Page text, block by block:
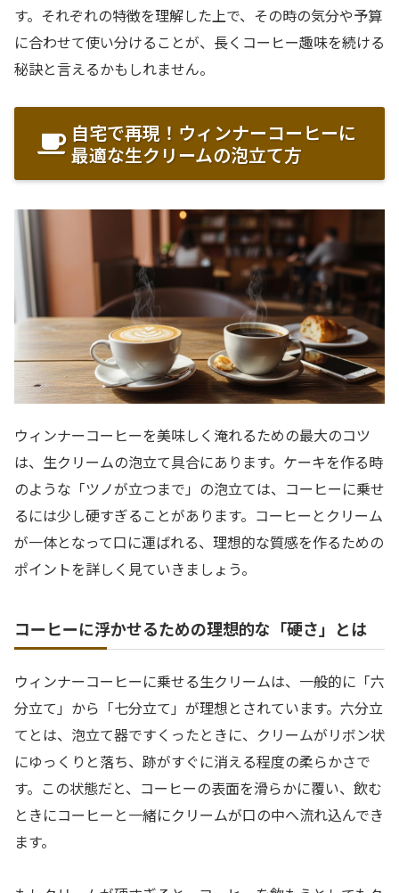
す。それぞれの特徴を理解した上で、その時の気分や予算
に合わせて使い分けることが、長くコーヒー趣味を続ける
秘訣と言えるかもしれません。
自宅で再現！ウィンナーコーヒーに
最適な生クリームの泡立て方
ウィンナーコーヒーを美味しく淹れるための最大のコツ
は、生クリームの泡立て具合にあります。ケーキを作る時
のような「ツノが立つまで」の泡立ては、コーヒーに乗せ
るには少し硬すぎることがあります。コーヒーとクリーム
が一体となって口に運ばれる、理想的な質感を作るための
ポイントを詳しく見ていきましょう。
コーヒーに浮かせるための理想的な「硬さ」とは
ウィンナーコーヒーに乗せる生クリームは、一般的に「六
分立て」から「七分立て」が理想とされています。六分立
てとは、泡立て器ですくったときに、クリームがリボン状
にゆっくりと落ち、跡がすぐに消える程度の柔らかさで
す。この状態だと、コーヒーの表面を滑らかに覆い、飲む
ときにコーヒーと一緒にクリームが口の中へ流れ込んでき
ます。